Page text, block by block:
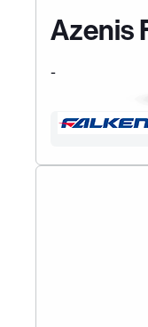
Azenis
-
Finden Sie